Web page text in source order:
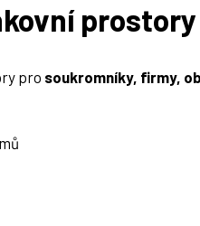
pro soukromníky, firmy,